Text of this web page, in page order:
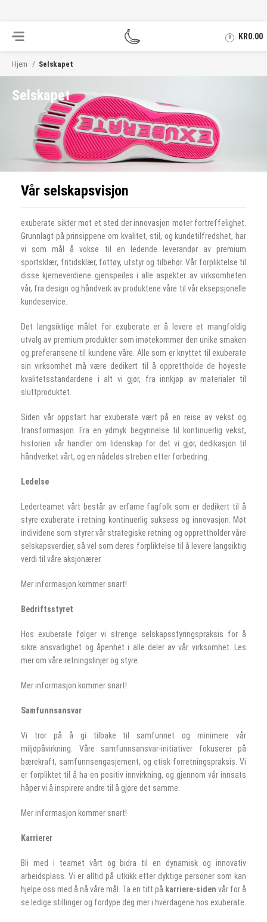
0 KR0.00
Hjem Selskapet
Selskapet
Vår selskapsvisjon
exuberate sikter mot et sted der innovasjon møter fortreffelighet.
Grunnlagt på prinsippene om kvalitet, stil, og kundetilfredshet, har
vi som mål å vokse til en ledende leverandør av premium
sportsklær, fritidsklær, fottøy, utstyr og tilbehør. Vår forpliktelse til
disse kjerneverdiene gjenspeiles i alle aspekter av virksomheten
vår, fra design og håndverk av produktene våre til vår eksepsjonelle
kundeservice.
Det langsiktige målet for exuberate er å levere et mangfoldig
utvalg av premium produkter som imøtekommer den unike smaken
og preferansene til kundene våre. Alle som er knyttet til exuberate
sin virksomhet må være dedikert til å opprettholde de høyeste
kvalitetsstandardene i alt vi gjør, fra innkjøp av materialer til
sluttproduktet.
Siden vår oppstart har exuberate vært på en reise av vekst og
transformasjon. Fra en ydmyk begynnelse til kontinuerlig vekst,
historien vår handler om lidenskap for det vi gjør, dedikasjon til
håndverket vårt, og en nådeløs streben etter forbedring.
Ledelse
Lederteamet vårt består av erfarne fagfolk som er dedikert til å
styre exuberate i retning kontinuerlig suksess og innovasjon. Møt
individene som styrer vår strategiske retning og opprettholder våre
selskapsverdier, så vel som deres forpliktelse til å levere langsiktig
verdi til våre aksjonærer.
Mer informasjon kommer snart!
Bedriftsstyret
Hos exuberate følger vi strenge selskapsstyringspraksis for å
sikre ansvarlighet og åpenhet i alle deler av vår virksomhet. Les
mer om våre retningslinjer og styre.
Mer informasjon kommer snart!
Samfunnsansvar
Vi tror på å gi tilbake til samfunnet og minimere vår
miljøpåvirkning. Våre samfunnsansvar-initiativer fokuserer på
bærekraft, samfunnsengasjement, og etisk forretningspraksis. Vi
er forpliktet til å ha en positiv innvirkning, og gjennom vår innsats
håper vi å inspirere andre til å gjøre det samme.
Mer informasjon kommer snart!
Karrierer
Bli med i teamet vårt og bidra til en dynamisk og innovativ
arbeidsplass. Vi er alltid på utkikk etter dyktige personer som kan
hjelpe oss med å nå våre mål. Ta en titt på karriere-siden vår for å
se ledige stillinger og fordype deg mer i hverdagene hos exuberate.